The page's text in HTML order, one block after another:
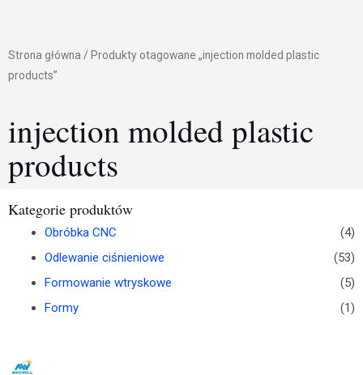
Strona główna / Produkty otagowane „injection molded plastic
products”
injection molded plastic
products
Kategorie produktów
Obróbka CNC
(4)
Odlewanie ciśnieniowe
(53)
Formowanie wtryskowe
(5)
Formy
(1)